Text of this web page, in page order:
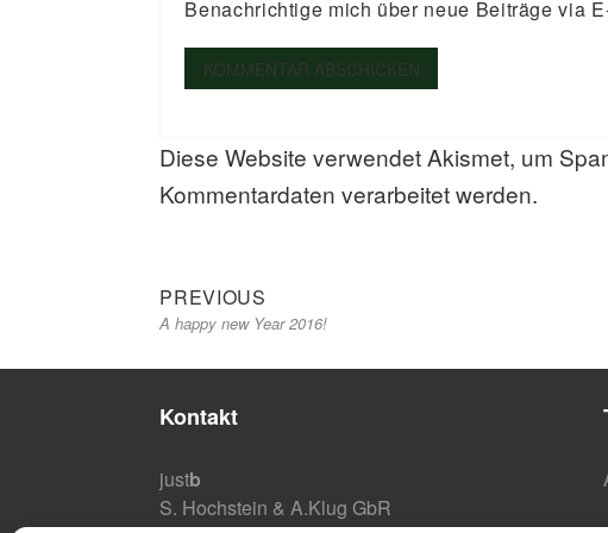
Benachrichtige mich über neue Beiträge via
Diese Website verwendet Akismet, um
Kommentardaten verarbeitet werden.
Beitragsnavigation
PREVIOUS
post:
A happy new Year 2016!
Kontakt
justb
S. Hochstein & A.Klug GbR